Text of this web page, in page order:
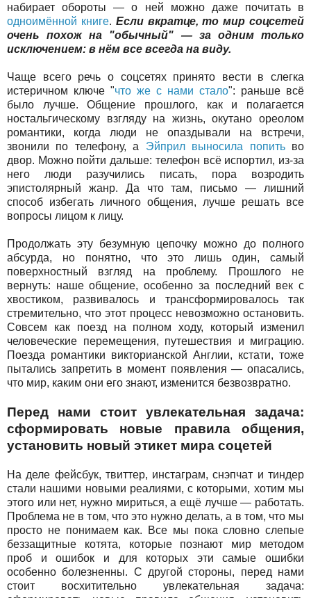
набирает обороты — о ней можно даже почитать в
одноимённой книге. Если вкратце, то мир соцсетей
очень похож на "обычный" — за одним только
исключением: в нём все всегда на виду.
Чаще всего речь о соцсетях принято вести в слегка
истеричном ключе "что же с нами стало": раньше всё
было лучше. Общение прошлого, как и полагается
ностальгическому взгляду на жизнь, окутано ореолом
романтики, когда люди не опаздывали на встречи,
звонили по телефону, а Эйприл выносила попитьво
двор. Можно пойти дальше: телефон всё испортил, из-за
него люди разучились писать, пора возродить
эпистолярный жанр. Да что там, письмо — лишний
способ избегать личного общения, лучше решать все
вопросы лицом к лицу.
Продолжать эту безумную цепочку можно до полного
абсурда, но понятно, что это лишь один, самый
поверхностный взгляд на проблему. Прошлого не
вернуть: наше общение, особенно за последний век с
хвостиком, развивалось и трансформировалось так
стремительно, что этот процесс невозможно остановить.
Совсем как поезд на полном ходу, который изменил
человеческие перемещения, путешествия и миграцию.
Поезда романтики викторианской Англии, кстати, тоже
пытались запретить в момент появления — опасались,
что мир, каким они его знают, изменится безвозвратно.
Перед нами стоит увлекательная задача:
сформировать новые правила общения,
установить новый этикет мира соцетей
На деле фейсбук, твиттер, инстаграм, снэпчат и тиндер
стали нашими новыми реалиями, с которыми, хотим мы
этого или нет, нужно мириться, а ещё лучше — работать.
Проблема не в том, что это нужно делать, а в том, что мы
просто не понимаем как. Все мы пока словно слепые
беззащитные котята, которые познают мир методом
проб и ошибок и для которых эти самые ошибки
особенно болезненны. С другой стороны, перед нами
стоит восхитительно увлекательная задача: